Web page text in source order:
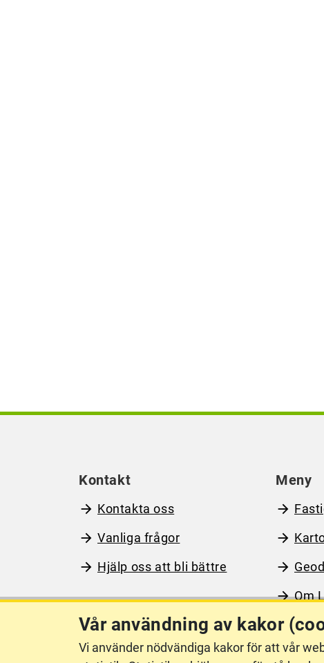
Vår användning av kakor
Vi använder nödvändiga kakor för att vår
Kontakt
Kontakta oss
Vanliga frågor
Hjälp oss att bli bättre
Meny
Om
Om webbplatsen